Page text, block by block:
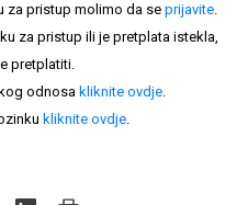
za pristup molimo da se prijavite.
za pristup ili je pretplata istekla,
pretplatiti.
odnosa kliknite ovdje.
kliknite ovdje.